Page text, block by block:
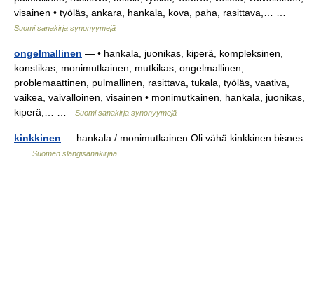
visainen • työläs, ankara, hankala, kova, paha, rasittava,… …
Suomi sanakirja synonyymejä
ongelmallinen — • hankala, juonikas, kiperä, kompleksinen,
konstikas, monimutkainen, mutkikas, ongelmallinen,
problemaattinen, pulmallinen, rasittava, tukala, työläs, vaativa,
vaikea, vaivalloinen, visainen • monimutkainen, hankala, juonikas,
kiperä,… …
Suomi sanakirja synonyymejä
kinkkinen — hankala / monimutkainen Oli vähä kinkkinen bisnes
Suomen slangisanakirjaa